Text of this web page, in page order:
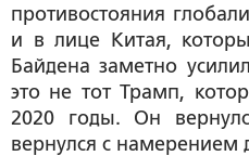
противостояния
и в лице Китая,
Байдена заметно
это не тот Трамп,
2020 годы. Он
вернулся с намерением